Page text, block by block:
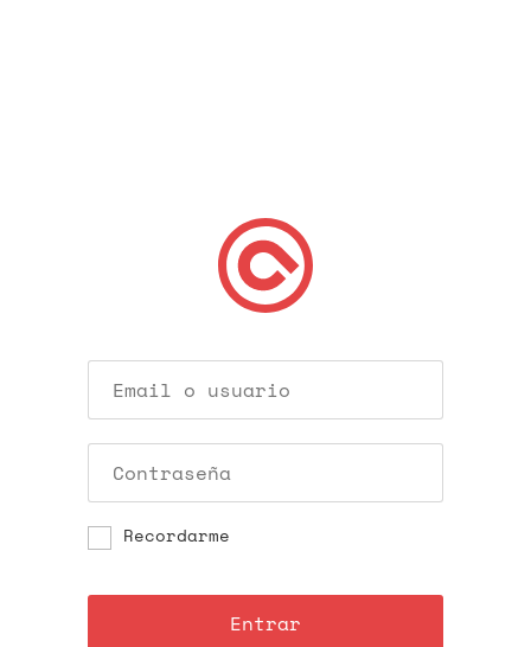
Recordarme
Entrar